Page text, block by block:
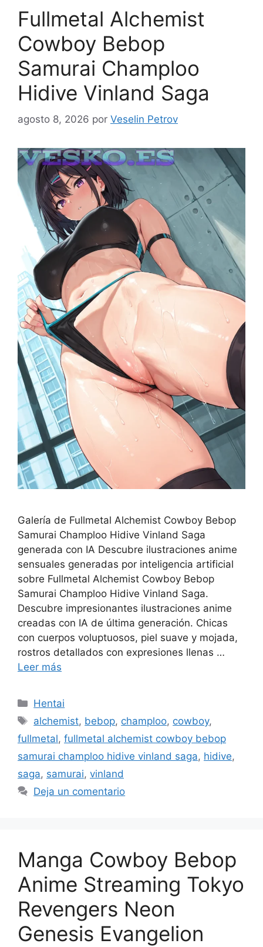
Fullmetal Alchemist
Cowboy Bebop
Samurai Champloo
Hidive Vinland Saga
agosto 8, 2026 por Veselin Petrov
Galería de Fullmetal Alchemist Cowboy Bebop
Samurai Champloo Hidive Vinland Saga
generada con IA Descubre ilustraciones anime
sensuales generadas por inteligencia artificial
sobre Fullmetal Alchemist Cowboy Bebop
Samurai Champloo Hidive Vinland Saga.
Descubre impresionantes ilustraciones anime
creadas con IA de última generación. Chicas
con cuerpos voluptuosos, piel suave y mojada,
rostros detallados con expresiones llenas …
Leer más
Categorías
Hentai
Etiquetas
alchemist, bebop, champloo, cowboy,
fullmetal, fullmetal alchemist cowboy bebop
samurai champloo hidive vinland saga, hidive,
saga, samurai, vinland
Deja un comentario
Manga Cowboy Bebop
Anime Streaming Tokyo
Revengers Neon
Genesis Evangelion